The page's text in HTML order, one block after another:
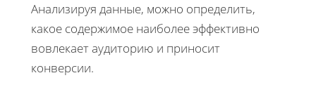
Анализируя данные, можно определить,
какое содержимое наиболее эффективно
вовлекает аудиторию и приносит
конверсии.